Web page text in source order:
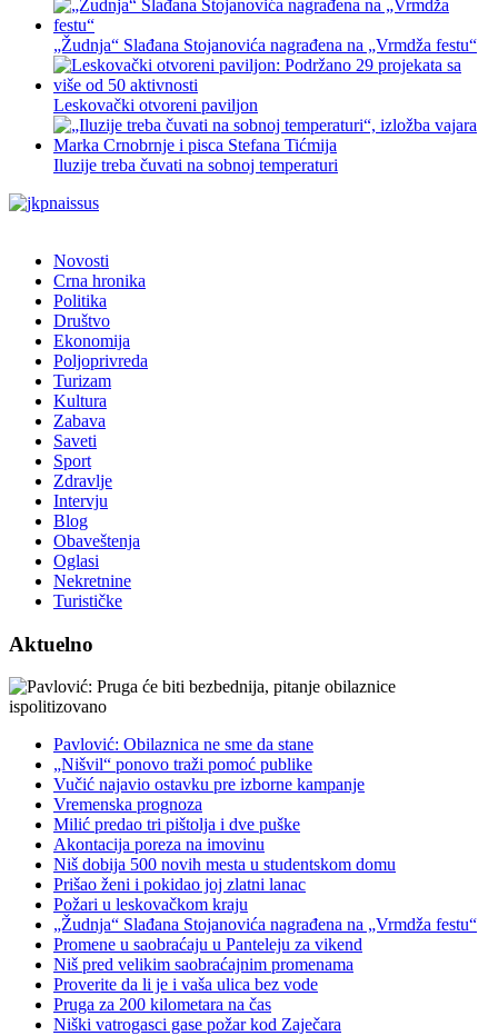
„Žudnja“ Slađana Stojanovića nagrađena na „Vrmdža festu“
Leskovački otvoreni paviljon
Iluzije treba čuvati na sobnoj temperaturi
Novosti
Crna hronika
Politika
Društvo
Ekonomija
Poljoprivreda
Turizam
Kultura
Zabava
Saveti
Sport
Zdravlje
Intervju
Blog
Obaveštenja
Oglasi
Nekretnine
Turističke
Aktuelno
Pavlović: Obilaznica ne sme da stane
„Nišvil“ ponovo traži pomoć publike
Vučić najavio ostavku pre izborne kampanje
Vremenska prognoza
Milić predao tri pištolja i dve puške
Akontacija poreza na imovinu
Niš dobija 500 novih mesta u studentskom domu
Prišao ženi i pokidao joj zlatni lanac
Požari u leskovačkom kraju
„Žudnja“ Slađana Stojanovića nagrađena na „Vrmdža festu“
Promene u saobraćaju u Panteleju za vikend
Niš pred velikim saobraćajnim promenama
Proverite da li je i vaša ulica bez vode
Pruga za 200 kilometara na čas
Niški vatrogasci gase požar kod Zaječara